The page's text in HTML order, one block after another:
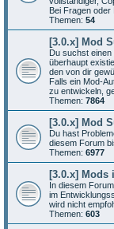
Bei Fragen
Themen: 54
[3.0.x] Mod
Du suchst
überhaupt
den von dir
Falls ein Mod-
zu entwickeln,
Themen: 7864
[3.0.x] Mod
Du hast
diesem Forum
Themen: 6977
[3.0.x] Mods
In diesem
im
wird nicht
Themen: 603